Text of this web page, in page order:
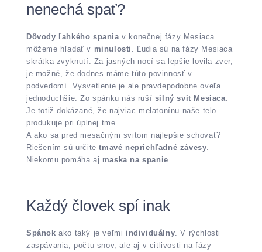
nenechá spať?
Dôvody ľahkého spania v konečnej fázy Mesiaca
môžeme hľadať v minulosti
. Ľudia sú na fázy Mesiaca
skrátka zvyknutí. Za jasných nocí sa lepšie lovila zver,
je možné, že dodnes máme túto povinnosť v
podvedomí. Vysvetlenie je ale pravdepodobne oveľa
jednoduchšie. Zo spánku nás ruší silný svit Mesiaca
Je totiž dokázané, že najviac melatonínu naše telo
produkuje pri úplnej tme.
A ako sa pred mesačným svitom najlepšie schovať?
Riešením sú určitetmavé nepriehľadné závesy
Niekomu pomáha aj maska na spanie
Každý človek spí inak
Spánok ako taký je veľmi individuálny . V rýchlosti
zaspávania, počtu snov, ale aj v citlivosti na fázy